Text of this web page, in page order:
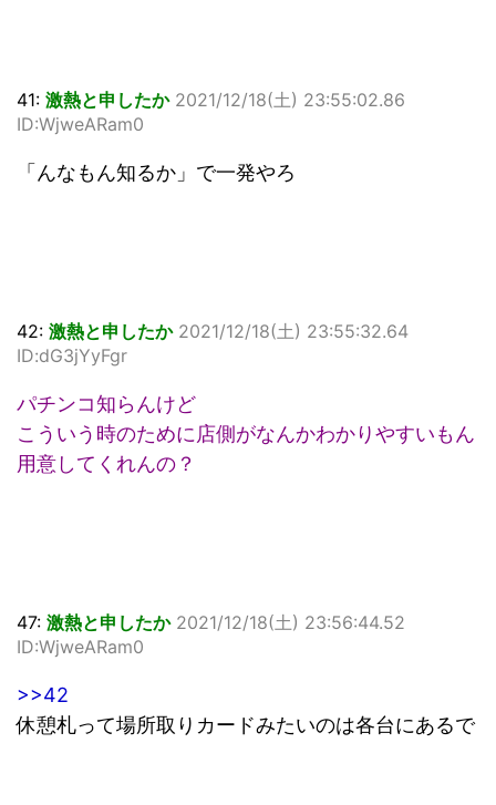
41: 激熱と申したか 2021/12/18(土) 23:55:02.86
ID:WjweARam0
「んなもん知るか」で一発やろ
42: 激熱と申したか 2021/12/18(土) 23:55:32.64
ID:dG3jYyFgr
パチンコ知らんけど
こういう時のために店側がなんかわかりやすいもん
用意してくれんの？
47: 激熱と申したか 2021/12/18(土) 23:56:44.52
ID:WjweARam0
>>42
休憩札って場所取りカードみたいのは各台にあるで